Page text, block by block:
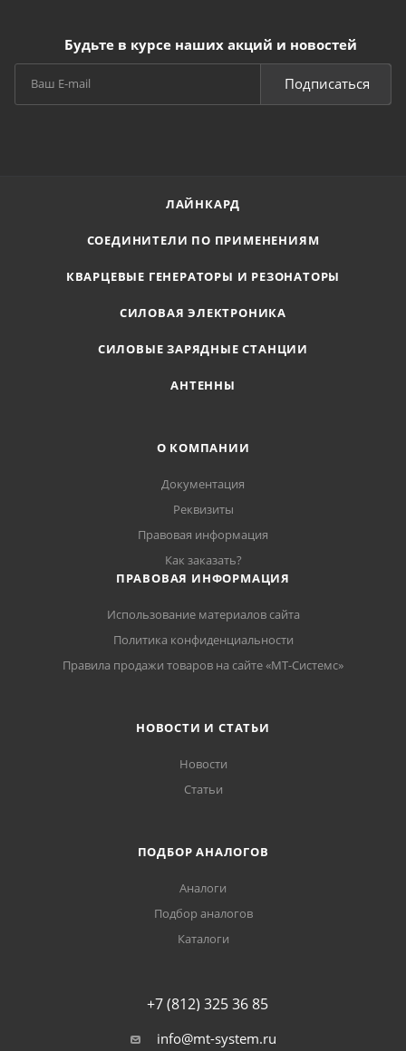
Будьте в курсе наших акций и новостей
Подписаться
ЛАЙНКАРД
СОЕДИНИТЕЛИ ПО ПРИМЕНЕНИЯМ
КВАРЦЕВЫЕ ГЕНЕРАТОРЫ И РЕЗОНАТОРЫ
СИЛОВАЯ ЭЛЕКТРОНИКА
СИЛОВЫЕ ЗАРЯДНЫЕ СТАНЦИИ
АНТЕННЫ
О КОМПАНИИ
Документация
Реквизиты
Правовая информация
Как заказать?
ПРАВОВАЯ ИНФОРМАЦИЯ
Использование материалов сайта
Политика конфиденциальности
Правила продажи товаров на сайте «МТ-Системс»
НОВОСТИ И СТАТЬИ
Новости
Статьи
ПОДБОР АНАЛОГОВ
Аналоги
Подбор аналогов
Каталоги
+7 (812) 325 36 85
info@mt-system.ru